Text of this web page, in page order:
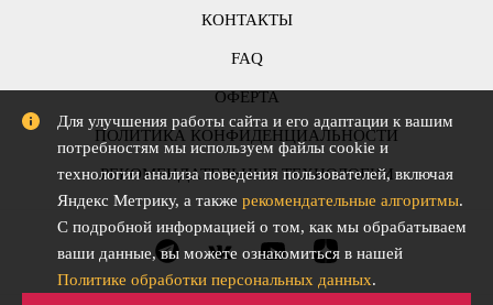
КОНТАКТЫ
FAQ
ОФЕРТА
ПОЛИТИКА КОНФИДЕНЦИАЛЬНОСТИ
РЕКОМЕНДАТЕЛЬНЫЕ ТЕХНОЛОГИИ
Для улучшения работы сайта и его адаптации к вашим
потребностям мы используем файлы cookie и
технологии анализа поведения пользователей, включая
Яндекс Метрику, а также рекомендательные алгоритмы.
С подробной информацией о том, как мы обрабатываем
ваши данные, вы можете ознакомиться в нашей
Политике обработки персональных данных.